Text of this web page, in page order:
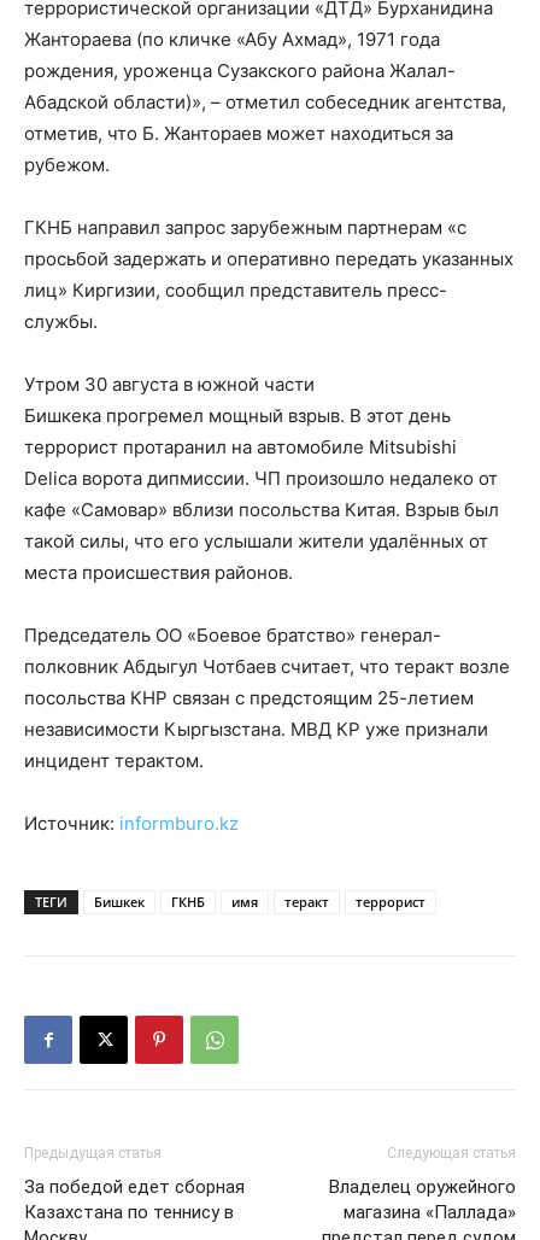
террористической организации «ДТД» Бурханидина
Жантораева (по кличке «Абу Ахмад», 1971 года
рождения, уроженца Сузакского района Жалал-
Абадской области)», – отметил собеседник агентства,
отметив, что Б. Жантораев может находиться за
рубежом.
ГКНБ направил запрос зарубежным партнерам «с
просьбой задержать и оперативно передать указанных
лиц» Киргизии, сообщил представитель пресс-
службы.
Утром 30 августа в южной части
Бишкека прогремел мощный взрыв. В этот день
террорист протаранил на автомобиле Mitsubishi
Delica ворота дипмиссии. ЧП произошло недалеко от
кафе «Самовар» вблизи посольства Китая. Взрыв был
такой силы, что его услышали жители удалённых от
места происшествия районов.
Председатель ОО «Боевое братство» генерал-
полковник Абдыгул Чотбаев считает, что теракт возле
посольства КНР связан с предстоящим 25-летием
независимости Кыргызстана. МВД КР уже признали
инцидент терактом.
Источник: informburo.kz
ТЕГИ Бишкек ГКНБ имя теракт террорист
Предыдущая статья
За победой едет сборная
Казахстана по теннису в
Следующая статья
Владелец оружейного
магазина «Паллада»